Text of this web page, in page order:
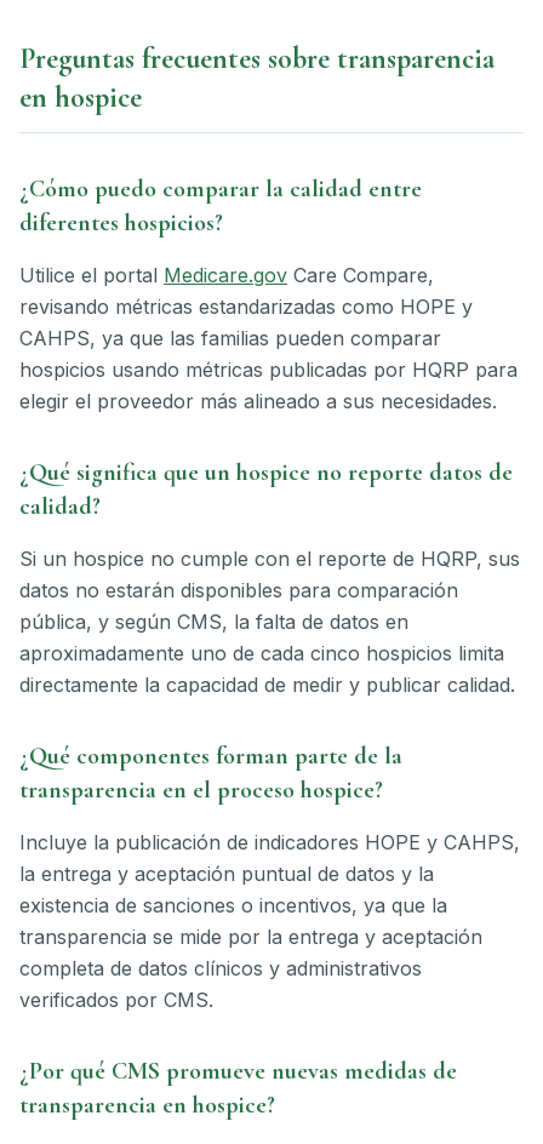
Preguntas frecuentes sobre transparencia
en hospice
¿Cómo puedo comparar la calidad entre
diferentes hospicios?
Utilice el portal Medicare.gov Care Compare,
revisando métricas estandarizadas como HOPE y
CAHPS, ya que las familias pueden comparar
hospicios usando métricas publicadas por HQRP para
elegir el proveedor más alineado a sus necesidades.
¿Qué significa que un hospice no reporte datos de
calidad?
Si un hospice no cumple con el reporte de HQRP, sus
datos no estarán disponibles para comparación
pública, y según CMS, la falta de datos en
aproximadamente uno de cada cinco hospicios limita
directamente la capacidad de medir y publicar calidad.
¿Qué componentes forman parte de la
transparencia en el proceso hospice?
Incluye la publicación de indicadores HOPE y CAHPS,
la entrega y aceptación puntual de datos y la
existencia de sanciones o incentivos, ya que la
transparencia se mide por la entrega y aceptación
completa de datos clínicos y administrativos
verificados por CMS.
¿Por qué CMS promueve nuevas medidas de
transparencia en hospice?